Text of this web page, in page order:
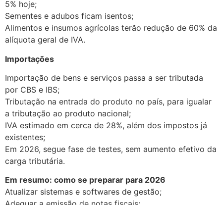
5% hoje;
Sementes e adubos ficam isentos;
Alimentos e insumos agrícolas terão redução de 60% da
alíquota geral de IVA.
Importações
Importação de bens e serviços passa a ser tributada
por CBS e IBS;
Tributação na entrada do produto no país, para igualar
a tributação ao produto nacional;
IVA estimado em cerca de 28%, além dos impostos já
existentes;
Em 2026, segue fase de testes, sem aumento efetivo da
carga tributária.
Em resumo: como se preparar para 2026
Atualizar sistemas e softwares de gestão;